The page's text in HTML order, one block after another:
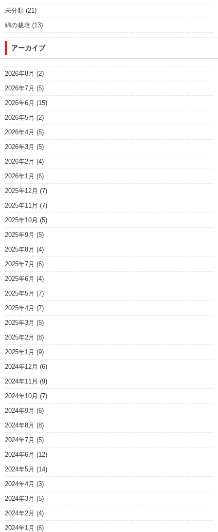
未分類 (21)
綿の栽培 (13)
アーカイブ
2026年8月 (2)
2026年7月 (5)
2026年6月 (15)
2026年5月 (2)
2026年4月 (5)
2026年3月 (5)
2026年2月 (4)
2026年1月 (6)
2025年12月 (7)
2025年11月 (7)
2025年10月 (5)
2025年9月 (5)
2025年8月 (4)
2025年7月 (6)
2025年6月 (4)
2025年5月 (7)
2025年4月 (7)
2025年3月 (5)
2025年2月 (8)
2025年1月 (9)
2024年12月 (6)
2024年11月 (9)
2024年10月 (7)
2024年9月 (6)
2024年8月 (8)
2024年7月 (5)
2024年6月 (12)
2024年5月 (14)
2024年4月 (3)
2024年3月 (5)
2024年2月 (4)
2024年1月 (6)